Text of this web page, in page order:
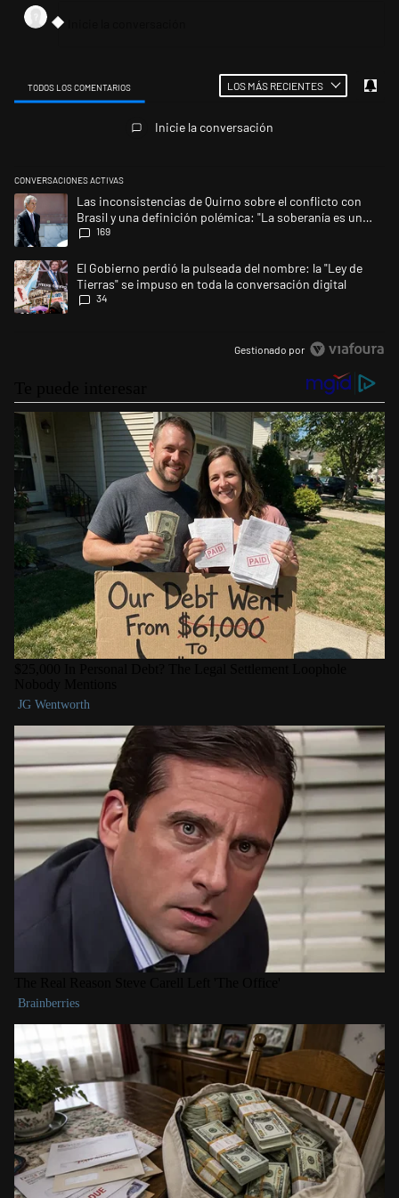
TODOS LOS COMENTARIOS LOS MÁS RECIENTES
Inicie la conversación
CONVERSACIONES ACTIVAS
Este listado muestra los artículos con más comentarios en los últimos
Un artículo de tendencia con el título "Las inconsistencias de Quirno
Las inconsistencias de Quirno sobre el conflicto con
Brasil y una definición polémica: "La soberanía es un
concepto antiguo"
169
Un artículo de tendencia con el título "El Gobierno perdió la pulseada
El Gobierno perdió la pulseada del nombre: la "Ley de
Tierras" se impuso en toda la conversación digital
34
Gestionado por